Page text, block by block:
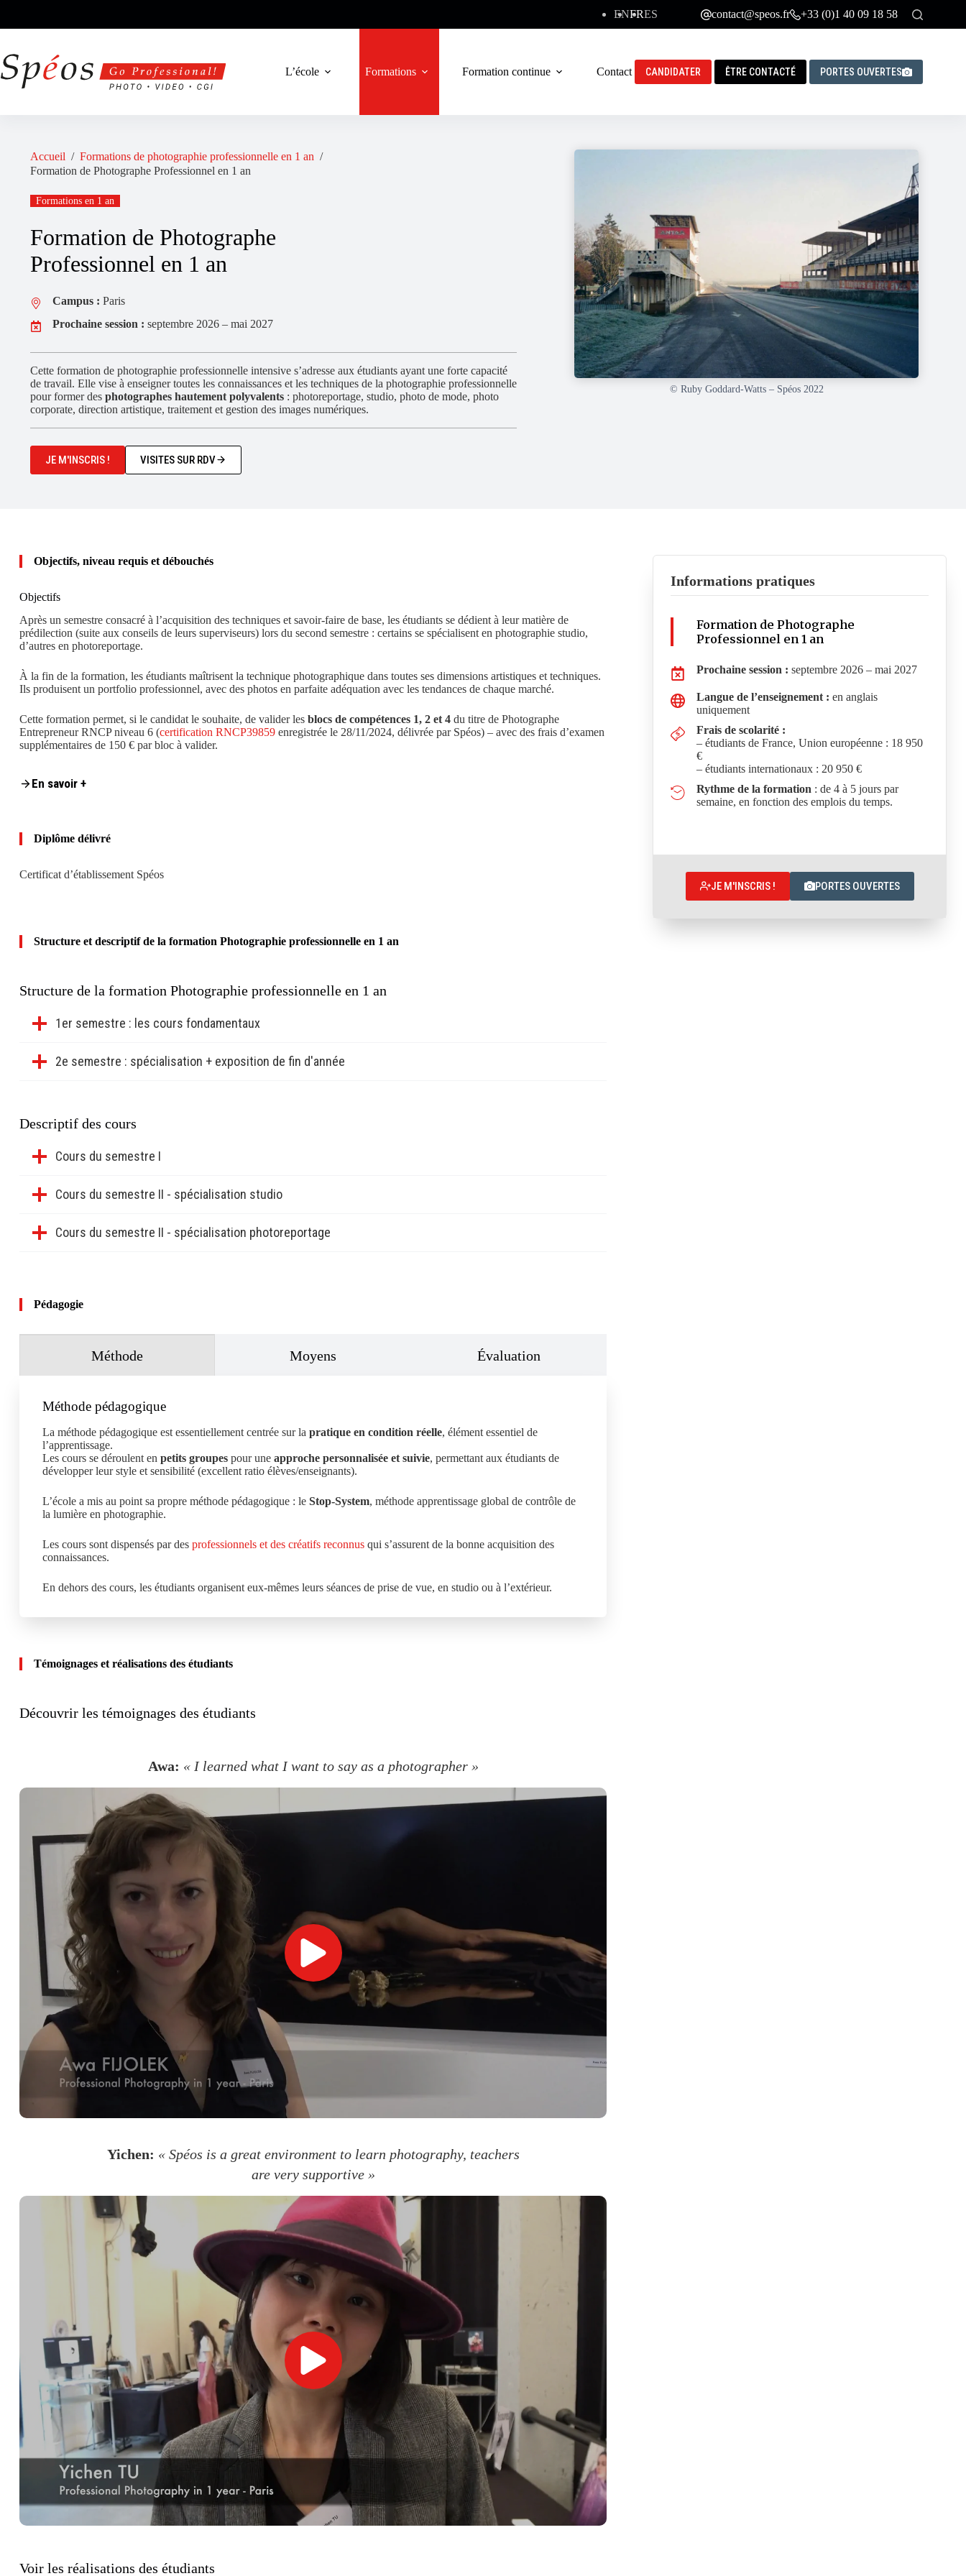
contenu
ENFRES contact@speos.fr +33 (0)1 40 09 18 58
L’école Formations Formation continue Contact CANDIDATER ÊTRE CONTACTÉ PORTES OUVERTES
Accueil / Formations de photographie professionnelle en 1 an /
Formation de Photographe Professionnel en 1 an
Formations en 1 an
Formation de Photographe
Professionnel en 1 an
Campus : Paris
Prochaine session : septembre 2026 – mai 2027
Cette formation de photographie professionnelle intensive s’adresse aux étudiants ayant une forte capacité
de travail. Elle vise à enseigner toutes les connaissances et les techniques de la photographie professionnelle
pour former des photographes hautement polyvalents : photoreportage, studio, photo de mode, photo
corporate, direction artistique, traitement et gestion des images numériques.
JE M'INSCRIS ! VISITES SUR RDV
© Ruby Goddard-Watts – Spéos 2022
Objectifs, niveau requis et débouchés
Objectifs
Après un semestre consacré à l’acquisition des techniques et savoir-faire de base, les étudiants se dédient à leur matière de
prédilection (suite aux conseils de leurs superviseurs) lors du second semestre : certains se spécialisent en photographie studio,
d’autres en photoreportage.
À la fin de la formation, les étudiants maîtrisent la technique photographique dans toutes ses dimensions artistiques et techniques.
Ils produisent un portfolio professionnel, avec des photos en parfaite adéquation avec les tendances de chaque marché.
Cette formation permet, si le candidat le souhaite, de valider les blocs de compétences 1, 2 et 4 du titre de Photographe
Entrepreneur RNCP niveau 6 (certification RNCP39859 enregistrée le 28/11/2024, délivrée par Spéos) – avec des frais d’examen
supplémentaires de 150 € par bloc à valider.
niveau B2 duCadre européen commun de référence pour les langues
Débouchés professionnels
Statuts: photographe indépendant/free-lance, photographe salarié, artiste-auteur.
Les étudiants qui le souhaitent peuvent poursuivre leur formation à Spéos en suivant le programme
En savoir +
Diplôme délivré
Certificat d’établissement Spéos
Structure et descriptif de la formation Photographie professionnelle en 1 an
Structure de la formation Photographie professionnelle en 1 an
1er semestre : les cours fondamentaux
2e semestre : spécialisation + exposition de fin d'année
Descriptif des cours
Cours du semestre I
Cours du semestre II - spécialisation studio
Cours du semestre II - spécialisation photoreportage
Pédagogie
Méthode Moyens Évaluation
Méthode pédagogique
La méthode pédagogique est essentiellement centrée sur la pratique en condition réelle, élément essentiel de
l’apprentissage.
Les cours se déroulent en petits groupes pour une approche personnalisée et suivie, permettant aux étudiants de
développer leur style et sensibilité (excellent ratio élèves/enseignants).
L’école a mis au point sa propre méthode pédagogique : le Stop-System, méthode apprentissage global de contrôle de
la lumière en photographie.
Les cours sont dispensés par des professionnels et des créatifs reconnus qui s’assurent de la bonne acquisition des
connaissances.
En dehors des cours, les étudiants organisent eux-mêmes leurs séances de prise de vue, en studio ou à l’extérieur.
Témoignages et réalisations des étudiants
Découvrir les témoignages des étudiants
Awa: « I learned what I want to say as a photographer »
Yichen: « Spéos is a great environment to learn photography, teachers
are very supportive »
Voir les réalisations des étudiants
Informations pratiques
Formation de Photographe
Professionnel en 1 an
Prochaine session :septembre 2026 – mai 2027
Langue de l’enseignement : en anglais
uniquement
Frais de scolarité :
– étudiants de France, Union européenne : 18 950
€
– étudiants internationaux : 20 950 €
Rythme de la formation : de 4 à 5 jours par
semaine, en fonction des emplois du temps.
JE M'INSCRIS ! PORTES OUVERTES